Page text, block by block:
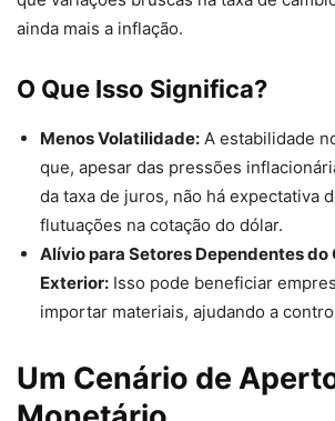
ainda mais a inflação.
O Que Isso Significa?
Menos Volatilidade: A estabilidade
que, apesar das pressões
da taxa de juros, não há expectativa
flutuações na cotação do dólar.
Alívio para Setores Dependentes do
Exterior: Isso pode beneficiar
importar materiais, ajudando a
Um Cenário de